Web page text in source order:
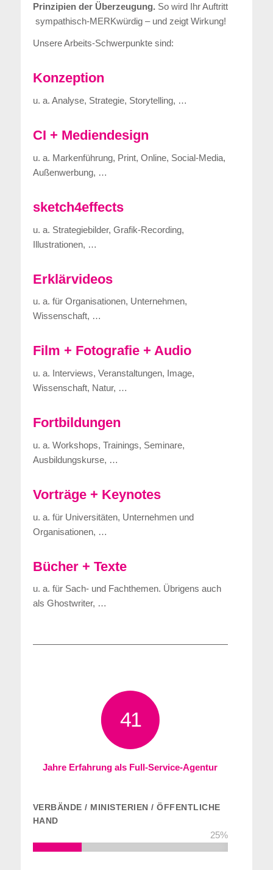
Prinzipien der Überzeugung. So wird Ihr Auftritt
sympathisch-MERKwürdig – und zeigt Wirkung!
Unsere Arbeits-Schwerpunkte sind:
Konzeption
u. a. Analyse, Strategie, Storytelling, …
CI + Mediendesign
u. a. Markenführung, Print, Online, Social-Media,
Außenwerbung, …
sketch4effects
u. a. Strategiebilder, Grafik-Recording,
Illustrationen, …
Erklärvideos
u. a. für Organisationen, Unternehmen,
Wissenschaft, …
Film + Fotografie + Audio
u. a. Interviews, Veranstaltungen, Image,
Wissenschaft, Natur, …
Fortbildungen
u. a. Workshops, Trainings, Seminare,
Ausbildungskurse, …
Vorträge + Keynotes
u. a. für Universitäten, Unternehmen und
Organisationen, …
Bücher + Texte
u. a. für Sach- und Fachthemen. Übrigens auch
als Ghostwriter, …
41
Jahre Erfahrung als Full-Service-Agentur
VERBÄNDE / MINISTERIEN / ÖFFENTLICHE
HAND
25%